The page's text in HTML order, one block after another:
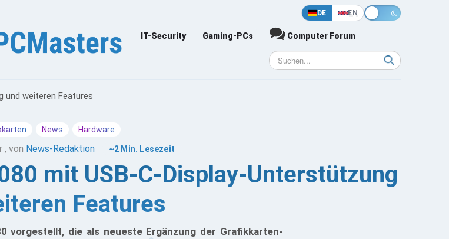
DE EN
IT-Security Gaming-PCs Computer Forum
und weiteren Features
News Hardware
, von News-Redaktion ~2 Min. Lesezeit
mit USB-C-Display-Unterstützung
Features
vorgestellt, die als neueste Ergänzung der Grafikkarten-